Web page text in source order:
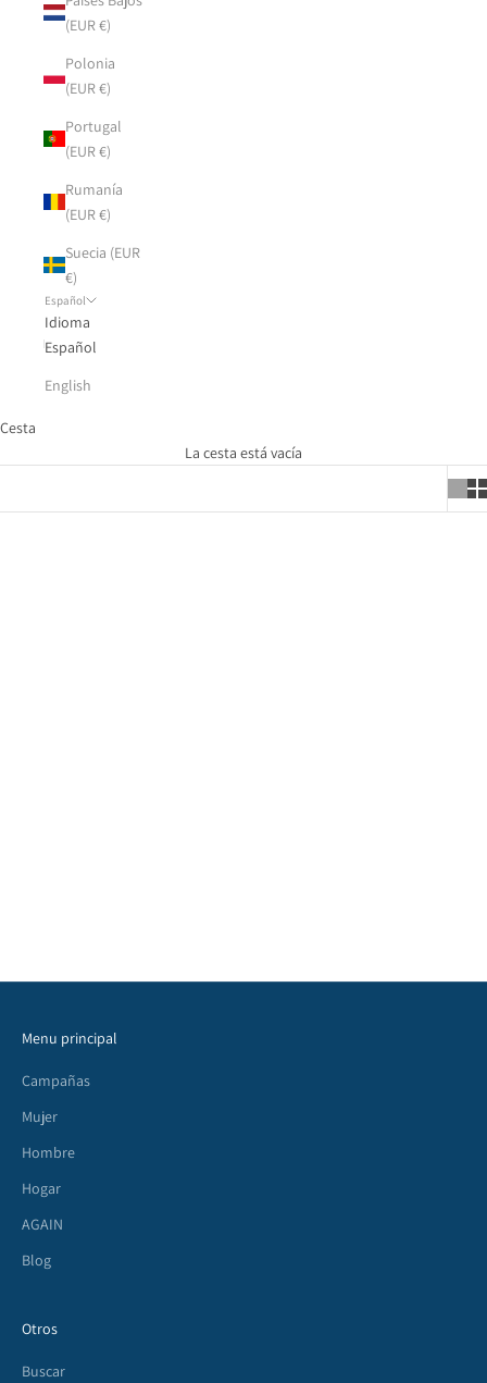
(EUR €)
Polonia
(EUR €)
Portugal
(EUR €)
Rumanía
(EUR €)
Suecia (EUR
€)
Español
Idioma
Español
English
Cesta
La cesta está vacía
Menu principal
Campañas
Mujer
Hombre
Hogar
AGAIN
Blog
Otros
Buscar